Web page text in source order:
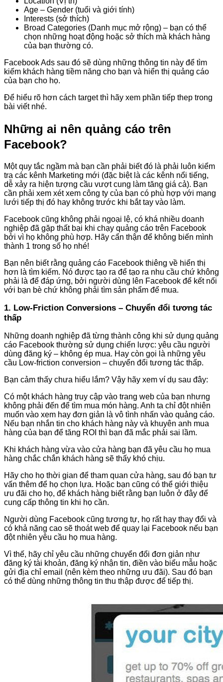
Age – Gender (tuổi và giới tính)
Interests (sở thích)
Broad Categories (Danh mục mở rộng) – bạn có thể
chọn những hoạt động hoặc sở thích mà khách hàng
của bạn thường có.
Facebook Ads sau đó sẽ dùng những thông tin này để tìm
kiếm khách hàng tiềm năng cho bạn và hiển thị quảng cáo
của bạn cho họ.
Để hiểu rõ hơn cách target thì hãy xem phần tiếp thep trong
bài viết nhé.
Những ai nên quảng cáo trên
Facebook?
Một quy tắc ngầm mà bạn cần phải biết đó là phải luôn kiểm
tra các kênh Marketing mới (đặc biệt là các kênh nổi tiếng,
dễ xảy ra hiện tượng cầu vượt cung làm tăng giá cả). Bạn
cần phải xem xét xem công ty của bạn có phù hợp với mạng
lưới tiếp thị đó hay không trước khi bắt tay vào làm.
Facebook cũng không phải ngoại lệ, có khá nhiều doanh
nghiệp đã gặp thất bại khi chạy quảng cáo trên Facebook
bởi vì họ không phù hợp. Hãy cẩn thận để không biến mình
thành 1 trong số họ nhé!
Bạn nên biết rằng quảng cáo Facebook thiêng về hiển thị
hơn là tìm kiếm. Nó được tạo ra để tạo ra nhu cầu chứ không
phải là để đáp ứng, bởi người dùng lên Facebook để kết nối
với bạn bè chứ không phải tìm sản phẩm để mua.
1. Low-Friction Conversions – Chuyển đổi tương tác
thấp
Những doanh nghiệp đã từng thành công khi sử dụng quảng
cáo Facebook thường sử dụng chiến lược: yêu cầu người
dùng đăng ký – không ép mua. Hay còn gọi là những yêu
cầu Low-friction conversion – chuyển đổi tương tác thấp.
Bạn cảm thấy chưa hiểu lắm? Vậy hãy xem ví dụ sau đây:
Có một khách hàng truy cập vào trang web của bạn nhưng
không phải đến để tìm mua món hàng. Anh ta chỉ đột nhiên
muốn vào xem hay đơn giản là vô tình nhấn vào quảng cáo.
Nếu bạn nhắn tin cho khách hàng này và khuyên anh mua
hàng của bạn để tăng ROI thì bạn đã mắc phải sai lầm.
Khi khách hàng vừa vào cửa hàng bạn đã yêu cầu họ mua
hàng chắc chắn khách hàng sẽ thấy khó chịu.
Hãy cho họ thời gian để tham quan cửa hàng, sau đó bạn tư
vấn thêm để họ chọn lựa. Hoặc bạn cũng có thể giới thiệu
ưu đãi cho họ, để khách hàng biết rằng bạn luôn ở đây để
cung cấp thông tin khi họ cần.
Người dùng Facebook cũng tương tự, họ rất hay thay đổi và
có khả năng cao sẽ thoát web để quay lại Facebook nếu bạn
đột nhiên yêu cầu họ mua hàng.
Vì thế, hãy chỉ yêu cầu những chuyển đổi đơn giản như
đăng ký tài khoản, đăng ký nhận tin, điền vào biểu mẫu hoặc
gửi địa chỉ email (nên kèm theo những ưu đãi). Sau đó bạn
có thể dùng những thông tin thu thập được để tiếp thị.